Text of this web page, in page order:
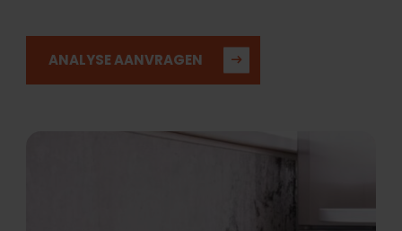
ANALYSE AANVRAGEN